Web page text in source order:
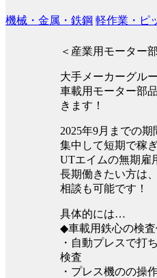
機械・金属・鉄鋼 軽作業・ピ
＜産業用モーター
大手メーカーグル
車載用モーター部
きます！
2025年9月までの期
集中して短期で稼
UTエイムの無期雇
長期働きたい方は
相談も可能です！
具体的には…
◆車載用鉄心の検査
・自動プレスで打
検査
・プレス機のの操